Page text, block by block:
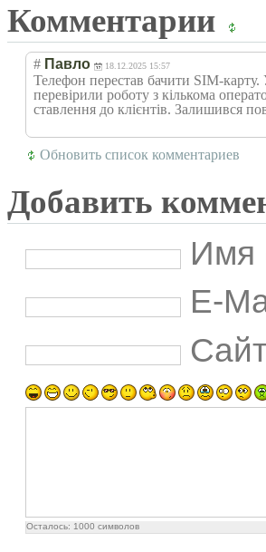
Комментарии
# Павло 18.12.2025 15:57
Телефон перестав бачити SIM-
перевірили роботу з кількома
ставлення до клієнтів. Залишився
Обновить список комментариев
Добавить
Имя
E-
Осталось: 1000 символов